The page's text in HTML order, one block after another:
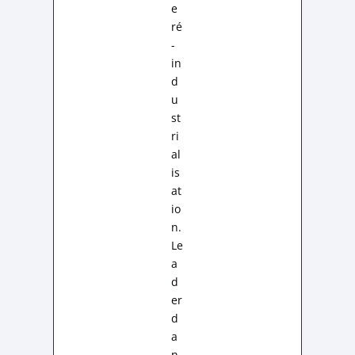
e
ré
-
in
d
u
st
ri
al
is
at
io
n.
Le
a
d
er
d
a